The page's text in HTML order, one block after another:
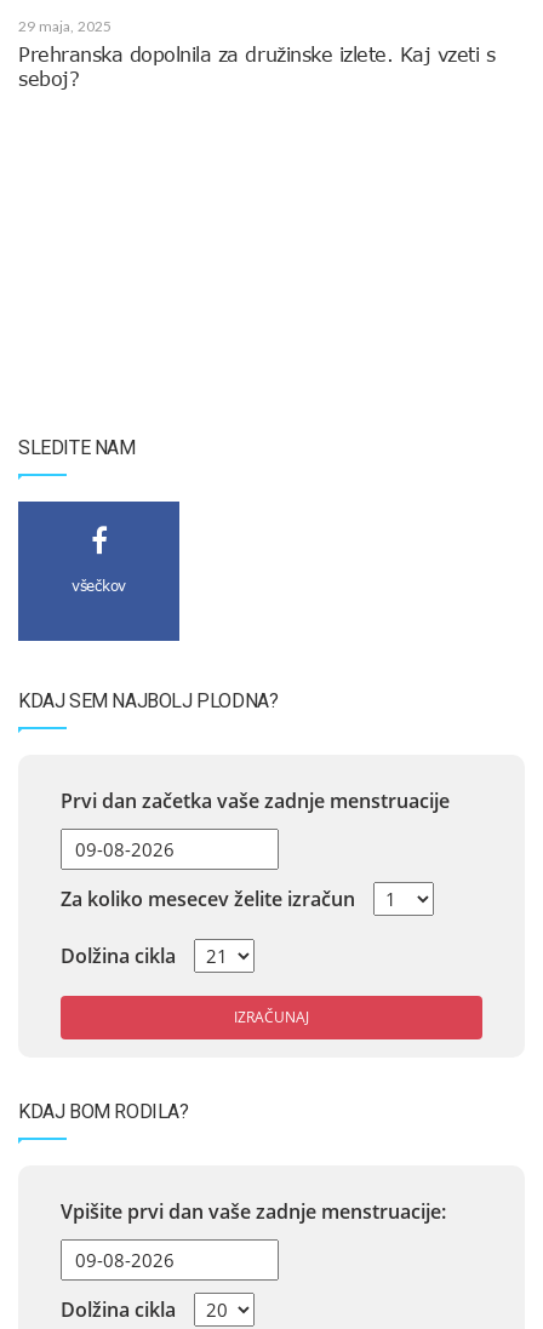
29 maja, 2025
Prehranska dopolnila za družinske izlete. Kaj vzeti s
seboj?
SLEDITE NAM
všečkov
KDAJ SEM NAJBOLJ PLODNA?
Prvi dan začetka vaše zadnje menstruacije
Za koliko mesecev želite izračun
Dolžina cikla
IZRAČUNAJ
KDAJ BOM RODILA?
Vpišite prvi dan vaše zadnje menstruacije:
Dolžina cikla